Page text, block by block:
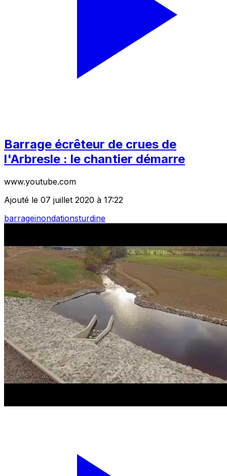
Barrage écrêteur de crues de
l'Arbresle : le chantier démarre
www.youtube.com
Ajouté le 07 juillet 2020 à 17:22
barrageinondationsturdine